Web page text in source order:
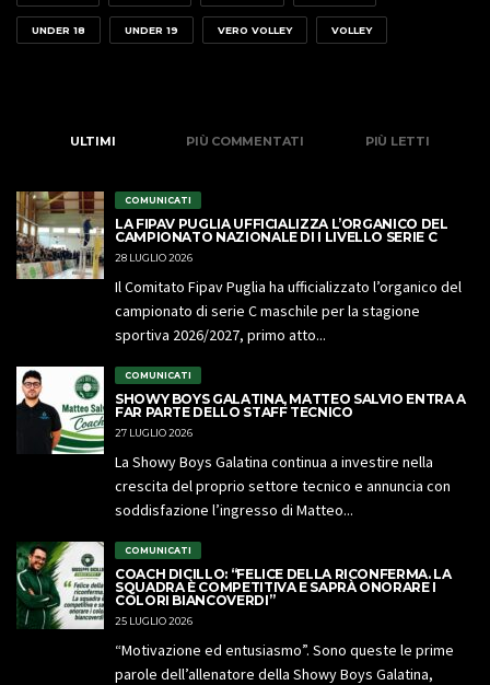
UNDER 18 UNDER 19 VERO VOLLEY VOLLEY
ULTIMI PIÙ COMMENTATI PIÙ LETTI
COMUNICATI
LA FIPAV PUGLIA UFFICIALIZZA L’ORGANICO DEL
CAMPIONATO NAZIONALE DI I LIVELLO SERIE C
28 LUGLIO 2026
Il Comitato Fipav Puglia ha ufficializzato l’organico del
campionato di serie C maschile per la stagione
sportiva 2026/2027, primo atto...
COMUNICATI
SHOWY BOYS GALATINA, MATTEO SALVIO ENTRA A
FAR PARTE DELLO STAFF TECNICO
27 LUGLIO 2026
La Showy Boys Galatina continua a investire nella
crescita del proprio settore tecnico e annuncia con
soddisfazione l’ingresso di Matteo...
COMUNICATI
COACH DICILLO: “FELICE DELLA RICONFERMA. LA
SQUADRA È COMPETITIVA E SAPRÀ ONORARE I
COLORI BIANCOVERDI”
25 LUGLIO 2026
“Motivazione ed entusiasmo”. Sono queste le prime
parole dell’allenatore della Showy Boys Galatina,